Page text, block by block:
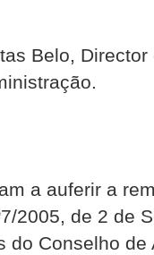
Belo,
a auferir a
2005, de 2 de
do Conselho